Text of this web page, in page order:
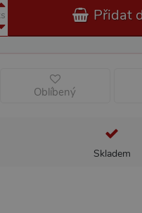
Přidat
Oblíbený
Skladem